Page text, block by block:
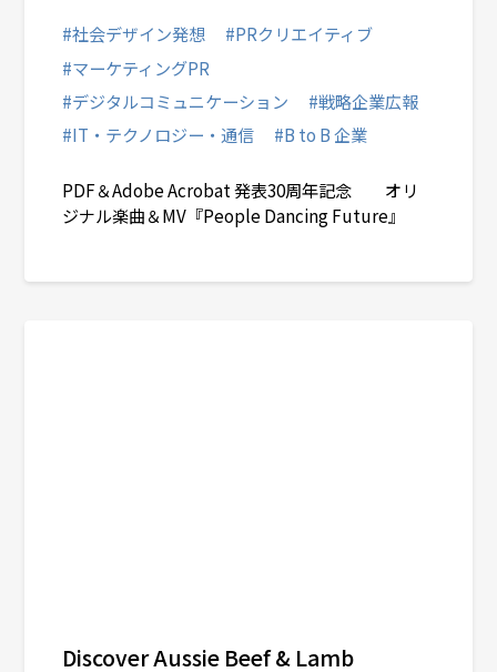
PDF＆Adobe Acrobat 発表30周年記念 オリ
ジナル楽曲＆MV『People Dancing Future』
#社会デザイン発想
#PRクリエイティブ
#マーケティングPR
#デジタルコミュニケーション
#戦略企業広報
#IT・テクノロジー・通信
#B to B 企業
Discover Aussie Beef & Lamb